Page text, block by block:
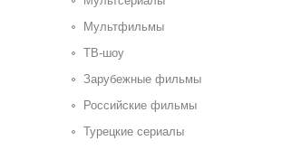
Мультфильмы
ТВ-шоу
Зарубежные фильмы
Российские фильмы
Турецкие сериалы